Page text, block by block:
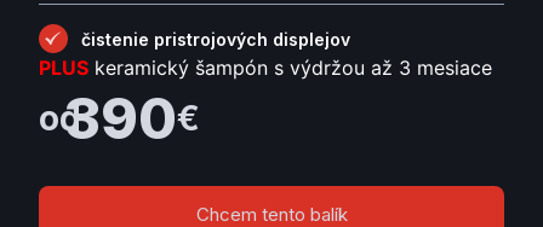
čistenie pristrojových displejov
PLUS keramický šampón s výdržou až 3 mesiace
od390€
Chcem tento balík